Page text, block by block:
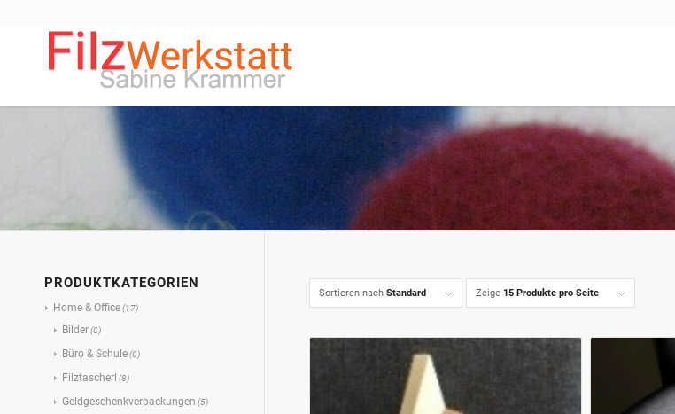
Sortieren nach Standard Zeige 15 Produkte pro Seite
PRODUKTKATEGORIEN
Home & Office(17)
Bilder(0)
Büro & Schule(0)
Filztascherl (8)
Geldgeschenkverpackungen (5)